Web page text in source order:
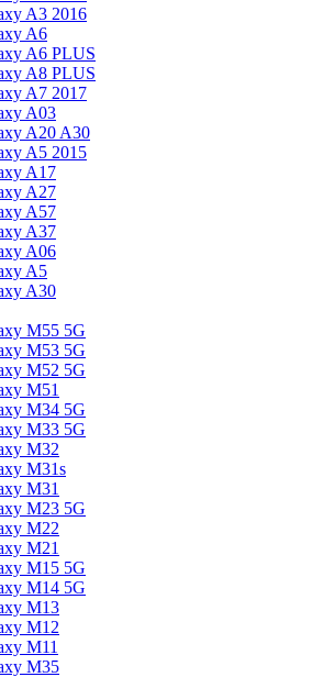
A3 2016
A6
A6 PLUS
A8 PLUS
A7 2017
A03
A20 A30
A5 2015
A17
A27
A57
A37
A06
A5
A30
M55 5G
M53 5G
M52 5G
M51
M34 5G
M33 5G
M32
M31s
M31
M23 5G
M22
M21
M15 5G
M14 5G
M13
M12
M11
M35